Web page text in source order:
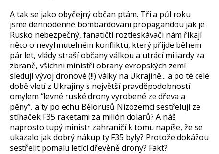
A tak se jako obyčejný občan ptám. Tři a půl roku
jsme dennodenně bombardováni propagandou jak je
Rusko nebezpečný, fanatičtí roztleskávači nám říkají
něco o nevyhnutelném konfliktu, který přijde během
pár let, vlády straší občany válkou a utrácí miliardy za
zbraně, všichni ministři obrany evropských zemí
sledují vývoj dronové (!!) války na Ukrajině... a po té celé
době vletí z Ukrajiny s největší pravděpodobností
omylem “levné ruské drony vyrobené ze dřeva a
pěny”, a ty po echu Bělorusů Nizozemci sestřelují ze
stíhaček F35 raketami za milión dolarů? A náš
naprosto tupý ministr zahraničí k tomu napíše, že se
ukázalo jak dobrý nákup ty F35 byly? Protože dokážou
sestřelit pomalu letící dřevěně drony? Fakt?